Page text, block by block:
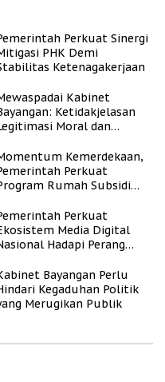
Perkuat Sinergi
PHK Demi
Ketenagakerjaan
Kabinet
Ketidakjelasan
Moral dan
Kemerdekaan,
Perkuat
Rumah Subsidi
Rendah
Perkuat
Media Digital
Hadapi Perang
Bayangan Perlu
Kegaduhan Politik
Merugikan Publik